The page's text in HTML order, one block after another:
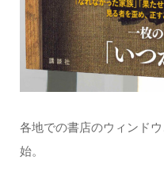
各地での書店のウィンド
始。